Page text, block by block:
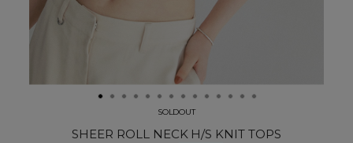
SOLDOUT
SHEER ROLL NECK H/S KNIT TOPS